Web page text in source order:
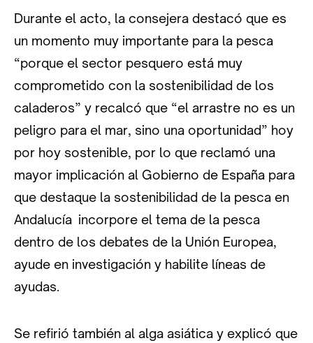
Durante el acto, la consejera destacó que es
un momento muy importante para la pesca
“porque el sector pesquero está muy
comprometido con la sostenibilidad de los
caladeros” y recalcó que “el arrastre no es un
peligro para el mar, sino una oportunidad” hoy
por hoy sostenible, por lo que reclamó una
mayor implicación al Gobierno de España para
que destaque la sostenibilidad de la pesca en
Andalucía incorpore el tema de la pesca
dentro de los debates de la Unión Europea,
ayude en investigación y habilite líneas de
ayudas.
Se refirió también al alga asiática y explicó que